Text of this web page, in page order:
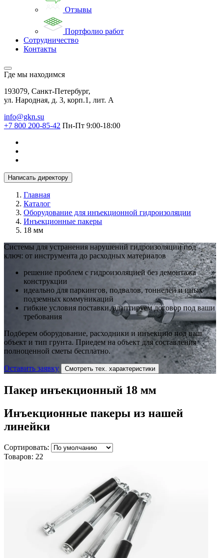
Отзывы
Портфолио работ
Сотрудничество
Контакты
Где мы находимся
193079, Санкт-Петербург,
ул. Народная, д. 3, корп.1, лит. А
info@gkn.su
+7 800 200-85-42 Пн-Пт 9:00-18:00
Написать директору
Главная
Каталог
Оборудование для инъекционной гидроизоляции
Инъекционные пакеры
18 мм
Системы для устранения нарушений гидроизоляции под
ключ: от инструмента до расходных материалов
решение проблем с гидроизоляцией без демонтажа
конструкции
идеально для паркингов, подвалов, тоннелей и иных
подземных коммуникаций
гибкие условия поставки, адаптируем договор под ваши
требования
Подберем оборудование, расходники и инъекцию под ваш
объект и тип грунта. Приедем на объект для составления
полноценной сметы бесплатно.
Оставить заявку Смотреть тех. характеристики
Пакер инъекционный 18 мм
Инъекционные пакеры из нашей
линейки
Сортировать:
Товаров: 22